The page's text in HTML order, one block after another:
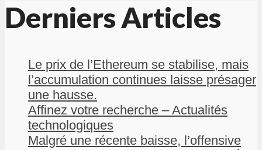
Derniers Articles
Le prix de l’Ethereum se stabilise, mais
l’accumulation continues laisse présager
une hausse.
Affinez votre recherche – Actualités
technologiques
Malgré une récente baisse, l’offensive